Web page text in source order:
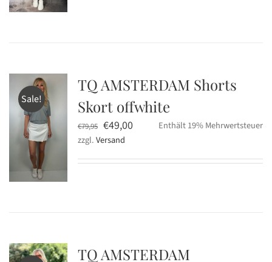
Sale!
TQ AMSTERDAM Shorts
Skort offwhite
€79,95 Ursprünglicher
Preis
war:
€49,00Aktueller
ist:
Enthält 19% Mehrwertsteuer
zzgl.Versand
TQ AMSTERDAM